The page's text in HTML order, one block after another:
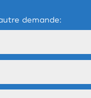
demande: